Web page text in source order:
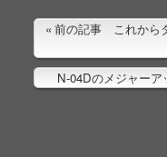
前の記事 これから
N-04Dのメジャー